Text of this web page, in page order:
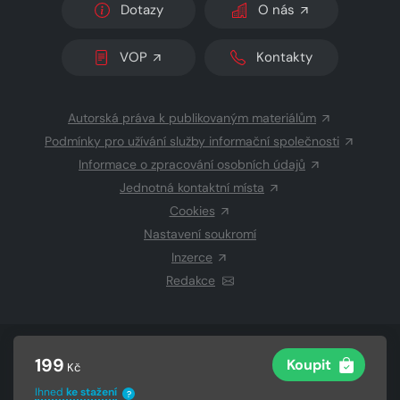
199 Kč Koupit
Ihned ke stažení ?
Dotazy O nás
VOP Kontakty
Autorská práva k publikovaným materiálům
Podmínky pro užívání služby informační společnosti
Informace o zpracování osobních údajů
Jednotná kontaktní místa
Cookies
Nastavení soukromí
Inzerce
Redakce
CZECH NEWS CENTER a.s.a dodavatelé
Vysázeno